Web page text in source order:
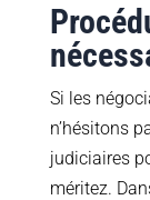
Si les
n’hésitons
judiciaires
méritez.